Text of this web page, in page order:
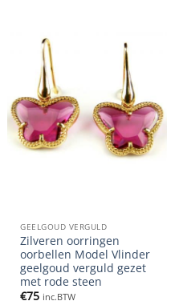
GEELGOUD VERGULD
Zilveren oorringen
oorbellen Model Vlinder
geelgoud verguld gezet
met rode steen
€75 inc.BTW